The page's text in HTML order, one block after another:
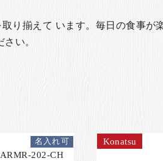
り揃えて います。毎日の食事が
い。
ARMR-202-CH
名入れ可
Konatsu